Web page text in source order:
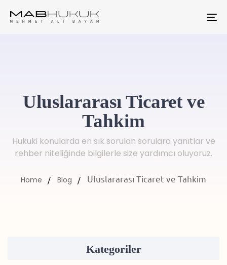
Uluslararası Ticaret ve
Tahkim
Hukuki konularda en sık sorulan sorulara yanıtlar ve
rehber niteliğinde bilgilerle size yardımcı oluyoruz.
Home Blog Uluslararası Ticaret ve Tahkim
Kategoriler